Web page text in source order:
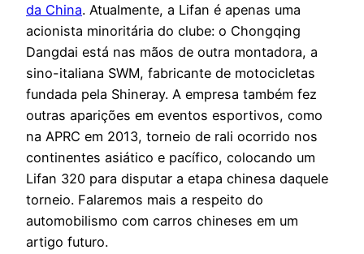
da China. Atualmente, a Lifan é apenas uma
acionista minoritária do clube: o Chongqing
Dangdai está nas mãos de outra montadora, a
sino-italiana SWM, fabricante de motocicletas
fundada pela Shineray. A empresa também fez
outras aparições em eventos esportivos, como
na APRC em 2013, torneio de rali ocorrido nos
continentes asiático e pacífico, colocando um
Lifan 320 para disputar a etapa chinesa daquele
torneio. Falaremos mais a respeito do
automobilismo com carros chineses em um
artigo futuro.